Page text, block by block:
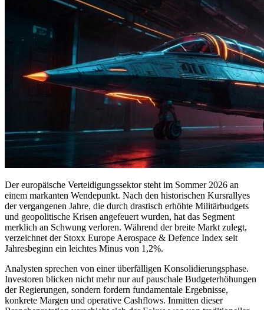
Der europäische Verteidigungssektor steht im Sommer 2026 an
einem markanten Wendepunkt. Nach den historischen Kursrallyes
der vergangenen Jahre, die durch drastisch erhöhte Militärbudgets
und geopolitische Krisen angefeuert wurden, hat das Segment
merklich an Schwung verloren. Während der breite Markt zulegt,
verzeichnet der Stoxx Europe Aerospace & Defence Index seit
Jahresbeginn ein leichtes Minus von 1,2%.
Analysten sprechen von einer überfälligen Konsolidierungsphase.
Investoren blicken nicht mehr nur auf pauschale Budgeterhöhungen
der Regierungen, sondern fordern fundamentale Ergebnisse,
konkrete Margen und operative Cashflows. Inmitten dieser